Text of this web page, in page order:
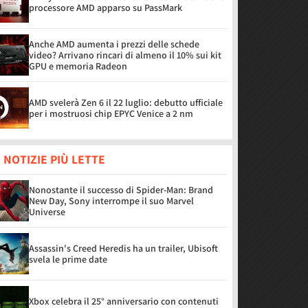
processore AMD apparso su PassMark
Anche AMD aumenta i prezzi delle schede
video? Arrivano rincari di almeno il 10% sui kit
GPU e memoria Radeon
AMD svelerà Zen 6 il 22 luglio: debutto ufficiale
per i mostruosi chip EPYC Venice a 2 nm
NOTIZIE PIÙ LETTE
Nonostante il successo di Spider-Man: Brand
New Day, Sony interrompe il suo Marvel
Universe
Assassin's Creed Heredis ha un trailer, Ubisoft
svela le prime date
Xbox celebra il 25° anniversario con contenuti